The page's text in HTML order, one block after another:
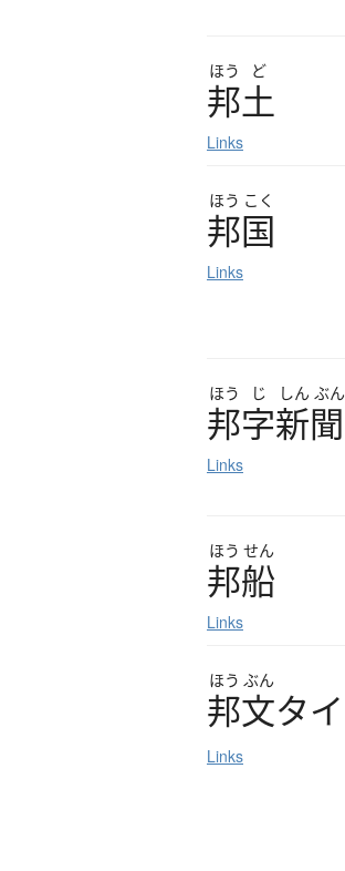
ほう ど
邦土
Links
ほう こく
邦国
Links
ほう じ しん ぶん
邦字新聞
Links
ほう せん
邦船
Links
ほう ぶん
邦文タイ
Links